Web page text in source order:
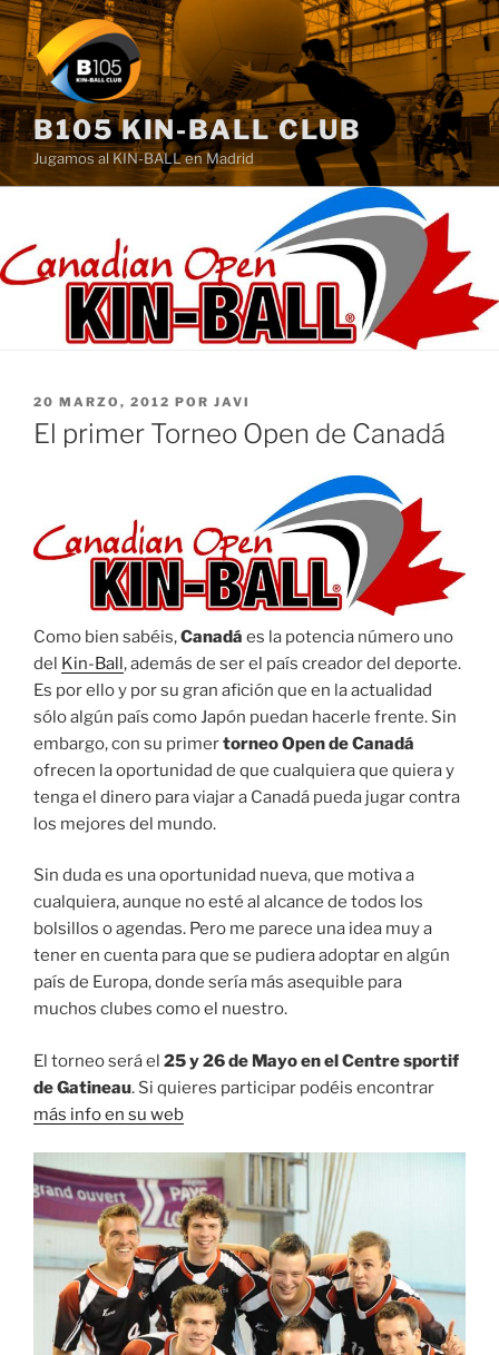
Saltar
contenido
B105 KIN-BALL CLUB
Jugamos al KIN-BALL en Madrid
PUBLICADO
EL
20 MARZO, 2012 POR JAVI
El primer Torneo Open de Canadá
Como bien sabéis,Canadá es la potencia número uno
del Kin-Ball, además de ser el país creador del deporte.
Es por ello y por su gran afición que en la actualidad
sólo algún país como Japón puedan hacerle frente. Sin
embargo, con su primertorneo Open de Canadá
ofrecen la oportunidad de que cualquiera que quiera y
tenga el dinero para viajar a Canadá pueda jugar contra
los mejores del mundo.
Sin duda es una oportunidad nueva, que motiva a
cualquiera, aunque no esté al alcance de todos los
bolsillos o agendas. Pero me parece una idea muy a
tener en cuenta para que se pudiera adoptar en algún
país de Europa, donde sería más asequible para
muchos clubes como el nuestro.
El torneo será el 25 y 26 de Mayo en el Centre sportif
de Gatineau. Si quieres participar podéis encontrar
más info en su web